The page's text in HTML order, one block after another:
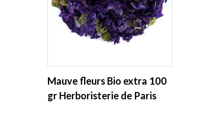
Mauve fleurs Bio extra 100
gr Herboristerie de Paris